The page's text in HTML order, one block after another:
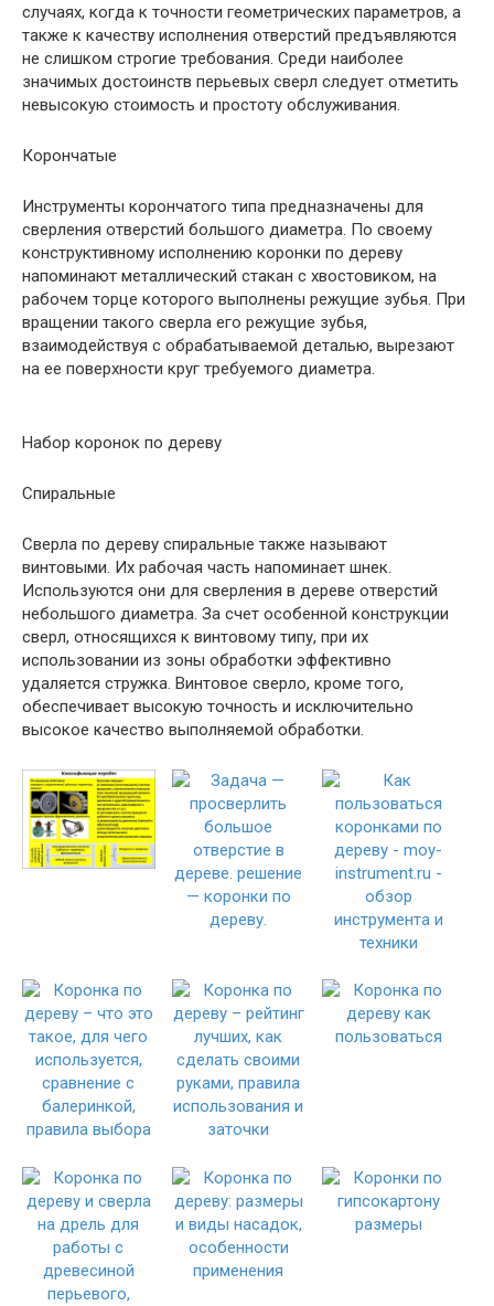
случаях, когда к точности геометрических параметров, а
также к качеству исполнения отверстий предъявляются
не слишком строгие требования. Среди наиболее
значимых достоинств перьевых сверл следует отметить
невысокую стоимость и простоту обслуживания.
Корончатые
Инструменты корончатого типа предназначены для
сверления отверстий большого диаметра. По своему
конструктивному исполнению коронки по дереву
напоминают металлический стакан с хвостовиком, на
рабочем торце которого выполнены режущие зубья. При
вращении такого сверла его режущие зубья,
взаимодействуя с обрабатываемой деталью, вырезают
на ее поверхности круг требуемого диаметра.
Набор коронок по дереву
Спиральные
Сверла по дереву спиральные также называют
винтовыми. Их рабочая часть напоминает шнек.
Используются они для сверления в дереве отверстий
небольшого диаметра. За счет особенной конструкции
сверл, относящихся к винтовому типу, при их
использовании из зоны обработки эффективно
удаляется стружка. Винтовое сверло, кроме того,
обеспечивает высокую точность и исключительно
высокое качество выполняемой обработки.